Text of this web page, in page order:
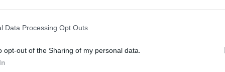
Data Processing Opt Outs
opt-out of the Sharing of my personal data.
aiuto al personale in servizio. Sul
della polizia di stato appartenente al
di Fiumicino e due pattuglie del